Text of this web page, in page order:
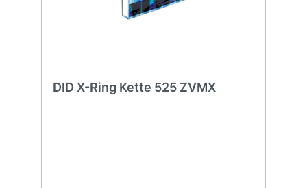
DID X-Ring Kette 525 ZVMX